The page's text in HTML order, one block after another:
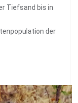
Tiefsand bis in
der